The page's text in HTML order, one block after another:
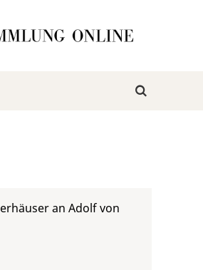
an Adolf von